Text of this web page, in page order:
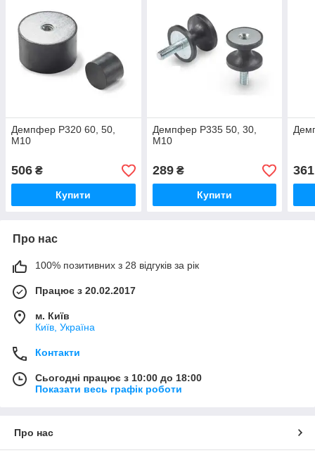
Демпфер P320 60, 50,
M10
506 ₴
Купити
Демпфер P335 50, 30,
M10
289₴
Купити
361
Про нас
100% позитивних з 28 відгуків за рік
Працює з 20.02.2017
м. Київ
Київ, Україна
Контакти
Сьогодні працює з 10:00 до 18:00
Показати весь графік роботи
Про нас